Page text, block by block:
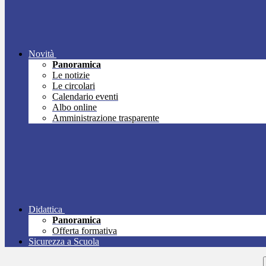
Novità
Panoramica
Le notizie
Le circolari
Calendario eventi
Albo online
Amministrazione trasparente
Didattica
Panoramica
Offerta formativa
Sicurezza a Scuola